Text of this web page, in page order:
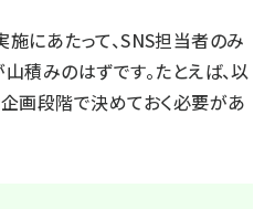
にあたって、SNS担当者のみ
積みのはずです。たとえば、以
画段階で決めておく必要があ